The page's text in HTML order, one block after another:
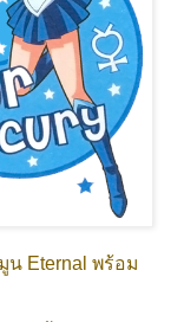
น Eternal พร้อม